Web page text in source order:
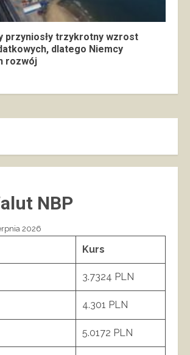
przyniosły trzykrotny wzrost
dlatego Niemcy
rozwój
NBP
2026
Kurs
3.7324 PLN
4.301 PLN
5.0172 PLN